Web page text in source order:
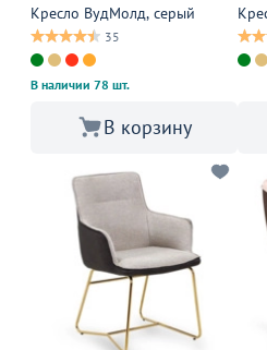
Кресло ВудМолд, серый
35
В наличии 78 шт.
В корзину